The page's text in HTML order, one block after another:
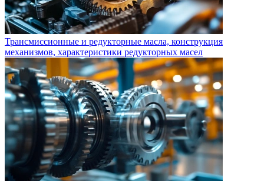
Трансмиссионные и редукторные масла, конструкция
механизмов, характеристики редукторных масел